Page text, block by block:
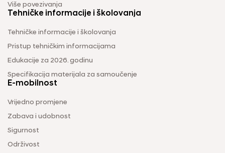
Više povezivanja
Tehničke informacije i školovanja
Tehničke informacije i školovanja
Pristup tehničkim informacijama
Edukacije za 2026. godinu
Specifikacija materijala za samoučenje
E-mobilnost
Vrijedno promjene
Zabava i udobnost
Sigurnost
Održivost